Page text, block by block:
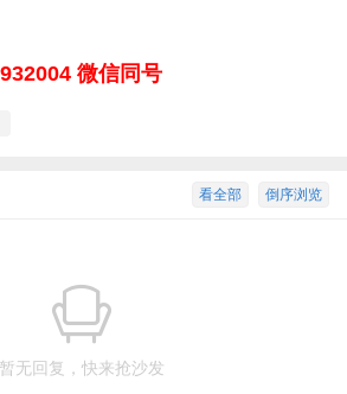
微信同号
倒序浏览
看全部
暂无回复，快来抢沙发